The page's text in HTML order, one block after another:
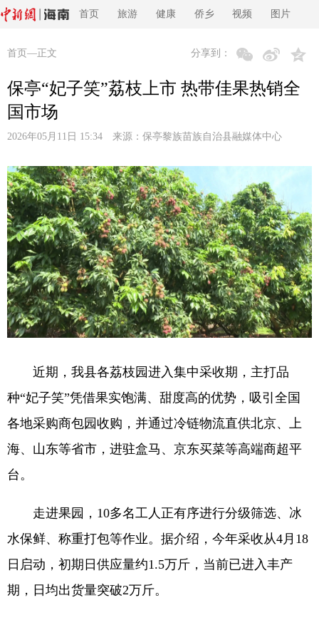
首页 旅游 健康 侨乡 视频 图片
首页 —正文 分享到：
保亭“妃子笑”荔枝上市 热带佳果热销全
国市场
2026年05月11日 15:34 来源： 保亭黎族苗族自治县融媒体中心
近期，我县各荔枝园进入集中采收期，主打品
种“妃子笑”凭借果实饱满、甜度高的优势，吸引全国
各地采购商包园收购，并通过冷链物流直供北京、上
海、山东等省市，进驻盒马、京东买菜等高端商超平
台。
走进果园，10多名工人正有序进行分级筛选、冰
水保鲜、称重打包等作业。据介绍，今年采收从4月18
日启动，初期日供应量约1.5万斤，当前已进入丰产
期，日均出货量突破2万斤。